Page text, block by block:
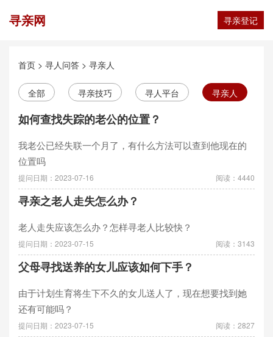
寻亲网 寻亲登记
首页 > 寻人问答 > 寻亲人
全部 寻亲技巧 寻人平台 寻亲人
如何查找失踪的老公的位置？
我老公已经失联一个月了，有什么方法可以查到他现在的
位置吗
提问日期：2023-07-16 阅读：4440
寻亲之老人走失怎么办？
老人走失应该怎么办？怎样寻老人比较快？
提问日期：2023-07-15 阅读：3143
父母寻找送养的女儿应该如何下手？
由于计划生育将生下不久的女儿送人了，现在想要找到她
还有可能吗？
提问日期：2023-07-15 阅读：2827